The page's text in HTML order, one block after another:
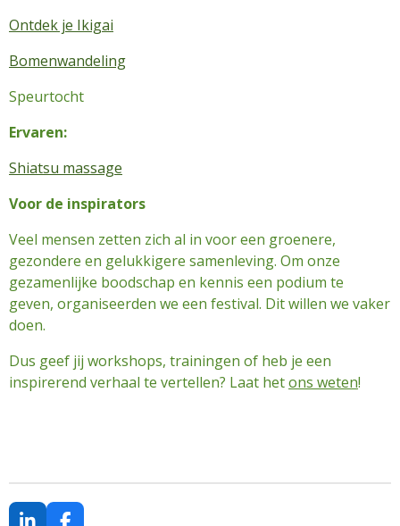
Ontdek je Ikigai
Bomenwandeling
Speurtocht
Ervaren:
Shiatsu massage
Voor de inspirators
Veel mensen zetten zich al in voor een groenere,
gezondere en gelukkigere samenleving. Om onze
gezamenlijke boodschap en kennis een podium te
geven, organiseerden we een festival. Dit willen we vaker
doen.
Dus geef jij workshops, trainingen of heb je een
inspirerend verhaal te vertellen? Laat hetons weten!